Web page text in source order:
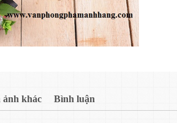
ảnh khác Bình luận